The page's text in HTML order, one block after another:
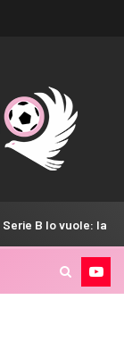
la scelta del